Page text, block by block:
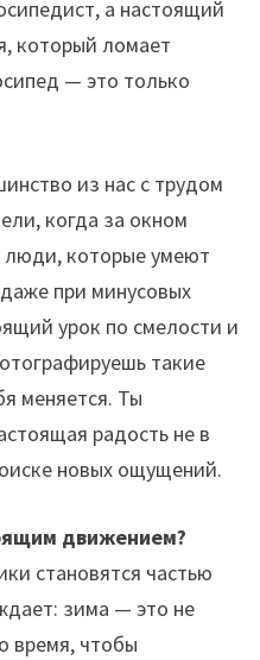
а настоящий
который ломает
— это только
из нас с трудом
когда за окном
которые умеют
при минусовых
урок по смелости и
такие
меняется. Ты
радость не в
новых ощущений.
движением?
становятся частью
зима — это не
время, чтобы